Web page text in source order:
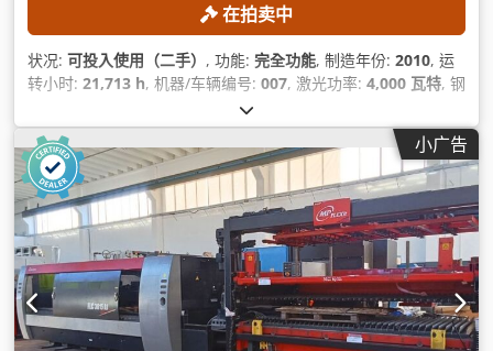
在拍卖中
状况: 可投入使用（二手） , 功能: 完全功能, 制造年份: 2010, 运
转小时: 21,713 h, 机器/车辆编号: 007, 激光功率: 4,000 瓦特, 钢
, 不锈钢板厚度（最大）:
厚度（最大）:8 毫米, X轴行程:2,520 毫米, Y轴行程:1,550 毫
米, Z轴移动距离:300 毫米, 小广告